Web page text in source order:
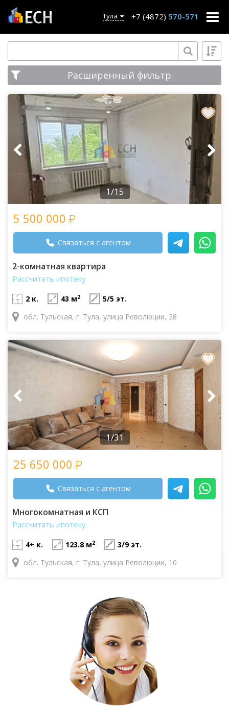
Тула +7 (4872) 570-571
Расширенный фильтр
1/15
5 500 000
Связаться с агентом
2-комнатная квартира
Рассчитать ипотеку
2 к. 43 м2
5/5 эт.
обл. Тульская, г. Тула, улица Революции, 28
1/31
25 650 000
Связаться с агентом
Многокомнатная и КСП
Рассчитать ипотеку
4+ к. 123.8 м2
3/9 эт.
обл. Тульская, г. Тула, улица Революции, 10